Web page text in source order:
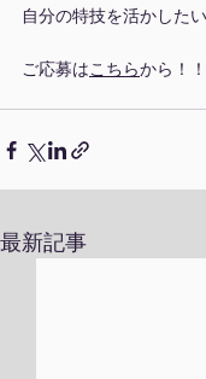
自分の特技を活かした
ご応募はこちらから！
最新記事